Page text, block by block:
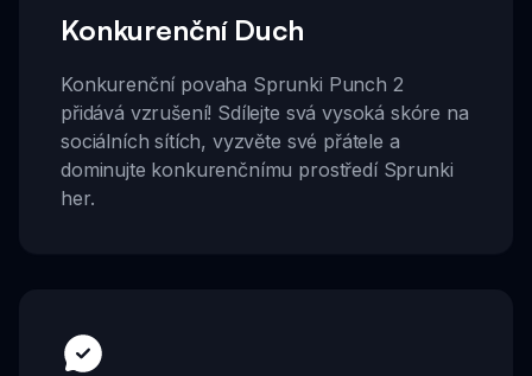
Konkurenční Duch
Konkurenční povaha Sprunki Punch 2
přidává vzrušení! Sdílejte svá vysoká skóre na
sociálních sítích, vyzvěte své přátele a
dominujte konkurenčnímu prostředí Sprunki
her.